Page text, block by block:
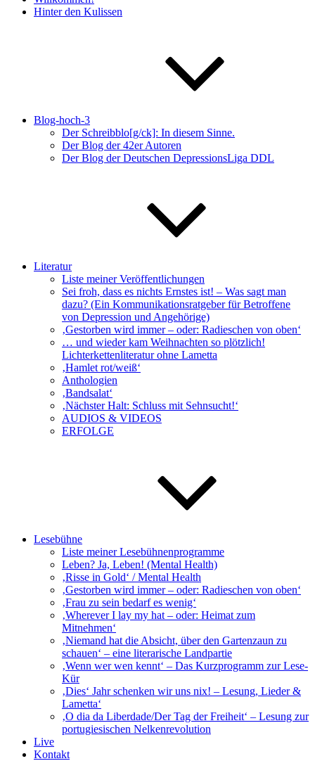
Hinter den Kulissen
Blog-hoch-3
Der Schreibblo[g/ck]: In diesem Sinne.
Der Blog der 42er Autoren
Der Blog der Deutschen DepressionsLiga DDL
Literatur
Liste meiner Veröffentlichungen
Sei froh, dass es nichts Ernstes ist! – Was sagt man
dazu? (Ein Kommunikationsratgeber für Betroffene
von Depression und Angehörige)
‚Gestorben wird immer – oder: Radieschen von oben‘
… und wieder kam Weihnachten so plötzlich!
Lichterkettenliteratur ohne Lametta
‚Hamlet rot/weiß‘
Anthologien
‚Bandsalat‘
‚Nächster Halt: Schluss mit Sehnsucht!‘
AUDIOS & VIDEOS
ERFOLGE
Lesebühne
Liste meiner Lesebühnenprogramme
Leben? Ja, Leben! (Mental Health)
‚Risse in Gold‘ / Mental Health
‚Gestorben wird immer – oder: Radieschen von oben‘
‚Frau zu sein bedarf es wenig‘
‚Wherever I lay my hat – oder: Heimat zum
Mitnehmen‘
‚Niemand hat die Absicht, über den Gartenzaun zu
schauen‘ – eine literarische Landpartie
‚Wenn wer wen kennt‘ – Das Kurzprogramm zur Lese-
Kür
‚Dies‘ Jahr schenken wir uns nix! – Lesung, Lieder &
Lametta‘
‚O dia da Liberdade/Der Tag der Freiheit‘ – Lesung zur
portugiesischen Nelkenrevolution
Live
Kontakt